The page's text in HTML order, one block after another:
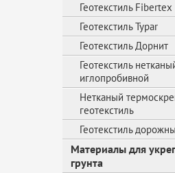
Геотекстиль Fibertex
Геотекстиль Typar
Геотекстиль Дорнит
Геотекстиль
иглопробивной
Нетканый
геотекстиль
Геотекстиль
Материалы для
грунта